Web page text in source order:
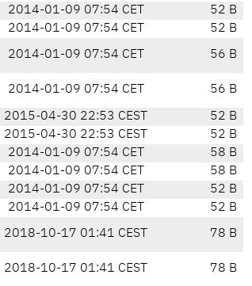
2014-01-09 07:54 CET
52 B
2014-01-09 07:54 CET
52 B
2014-01-09 07:54 CET 56 B
2014-01-09 07:54 CET 56 B
2015-04-30 22:53 CEST
52 B
2015-04-30 22:53 CEST
52 B
2014-01-09 07:54 CET
58 B
2014-01-09 07:54 CET
58 B
2014-01-09 07:54 CET
52 B
2014-01-09 07:54 CET
52 B
2018-10-17 01:41 CEST 78 B
2018-10-17 01:41 CEST 78 B